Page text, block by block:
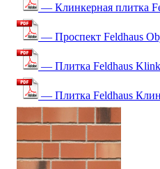
— Клинкерная плитка
— Проспект Feldhaus
— Плитка Feldhaus
— Плитка Feldhaus